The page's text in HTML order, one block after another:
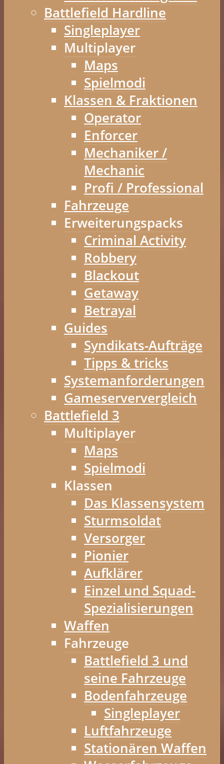
Battlefield Hardline
Singleplayer
Multiplayer
Maps
Spielmodi
Klassen & Fraktionen
Operator
Enforcer
Mechaniker /
Mechanic
Profi / Professional
Fahrzeuge
Erweiterungspacks
Criminal Activity
Robbery
Blackout
Getaway
Betrayal
Guides
Syndikats-Aufträge
Tipps & tricks
Systemanforderungen
Gameserververgleich
Battlefield 3
Multiplayer
Maps
Spielmodi
Klassen
Das Klassensystem
Sturmsoldat
Versorger
Pionier
Aufklärer
Einzel und Squad-
Spezialisierungen
Waffen
Fahrzeuge
Battlefield 3 und
seine Fahrzeuge
Bodenfahrzeuge
Singleplayer
Luftfahrzeuge
Stationären Waffen